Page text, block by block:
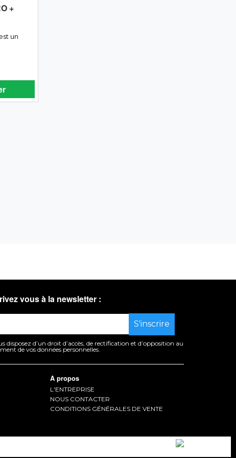
+
un
vous à la newsletter :
d’un droit d’accès, de rectification et d’opposition au
de vos données personnelles.
A propos
L'ENTREPRISE
NOUS CONTACTER
CONDITIONS GÉNÉRALES DE VENTE